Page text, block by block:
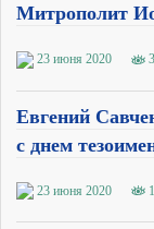
Митрополит
23 июня 2020
Евгений
с днем
23 июня 2020